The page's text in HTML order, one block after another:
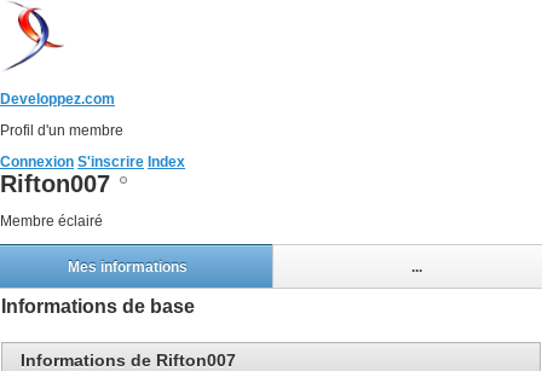
Developpez.com
Profil d'un membre
Connexion S'inscrire Index
Rifton007
Membre éclairé
Mes informations ...
Informations de base
Informations de Rifton007